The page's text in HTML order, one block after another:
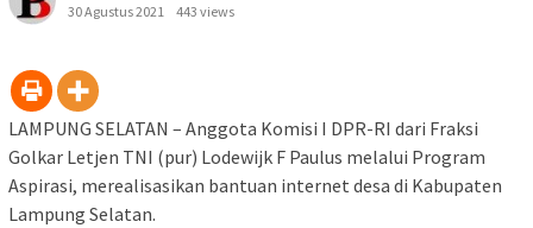
30 Agustus 2021
443 views
LAMPUNG SELATAN – Anggota Komisi I DPR-RI dari Fraksi
Golkar Letjen TNI (pur) Lodewijk F Paulus melalui Program
Aspirasi, merealisasikan bantuan internet desa di Kabupaten
Lampung Selatan.